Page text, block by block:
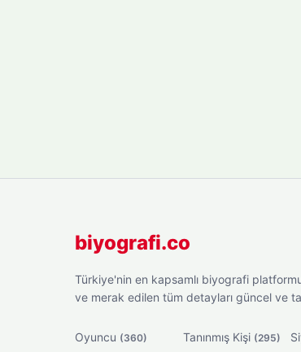
biyografi.co
Türkiye'nin en kapsamlı biyografi
ve merak edilen tüm detayları güncel ve
Oyuncu (360) Tanınmış Kişi (295)